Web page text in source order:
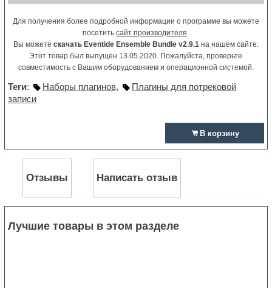
Для получения более подробной информации о программе вы можете
посетитьсайт производителя.
Вы можете скачать Eventide Ensemble Bundle v2.9.1на нашем сайте.
Этот товар был выпущен 13.05.2020. Пожалуйста, проверьте
совместимость с Вашим оборудованием и операционной системой.
Теги: Наборы плагинов,
Плагины для потрековой
записи
В корзину
Отзывы Написать отзыв
Лучшие товары в этом разделе